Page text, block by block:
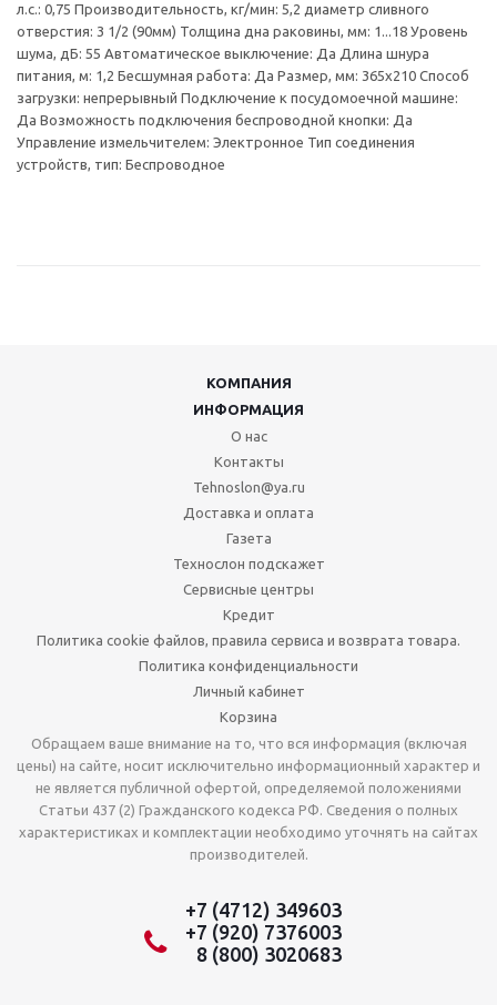
л.с.: 0,75 Производительность, кг/мин: 5,2 диаметр сливного
отверстия: 3 1/2 (90мм) Толщина дна раковины, мм: 1...18 Уровень
шума, дБ: 55 Автоматическое выключение: Да Длина шнура
питания, м: 1,2 Бесшумная работа: Да Размер, мм: 365х210 Способ
загрузки: непрерывный Подключение к посудомоечной машине:
Да Возможность подключения беспроводной кнопки: Да
Управление измельчителем: Электронное Тип соединения
устройств, тип: Беспроводное
КОМПАНИЯ
ИНФОРМАЦИЯ
О нас
Контакты
Tehnoslon@ya.ru
Доставка и оплата
Газета
Технослон подскажет
Сервисные центры
Кредит
Политика cookie файлов, правила сервиса и возврата товара.
Политика конфиденциальности
Личный кабинет
Корзина
Обращаем ваше внимание на то, что вся информация (включая
цены) на сайте, носит исключительно информационный характер и
не является публичной офертой, определяемой положениями
Статьи 437 (2) Гражданского кодекса РФ. Сведения о полных
характеристиках и комплектации необходимо уточнять на сайтах
производителей.
+7 (4712) 349603
+7 (920) 7376003
8 (800) 3020683